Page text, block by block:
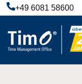
+49 6081 58600